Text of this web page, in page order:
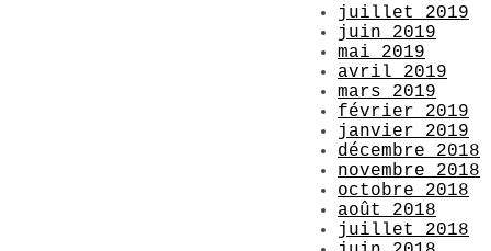
juillet 2019
juin 2019
mai 2019
avril 2019
mars 2019
février 2019
janvier 2019
décembre 2018
novembre 2018
octobre 2018
août 2018
juillet 2018